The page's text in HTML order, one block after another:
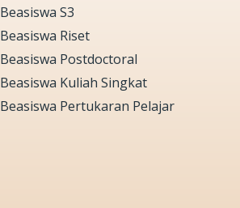
Beasiswa S3
Beasiswa Riset
Beasiswa Postdoctoral
Beasiswa Kuliah Singkat
Beasiswa Pertukaran Pelajar